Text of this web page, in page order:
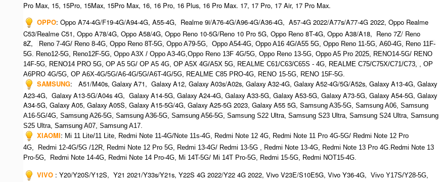
Pro Max, 15, 15Pro, 15Max, 15Pro Max, 16, 16 Pro, 16 Plus, 16 Pro Max. 17, 17 Pro, 17 Air, 17 Pro Max.
OPPO: Oppo A74-4G/F19-4G/A94-4G, A55-4G, Realme 9i/A76-4G/A96-4G/A36-4G, A57-4G 2022/A77s/A77-4G 2022, Oppo Realme
C53/Realme C51, Oppo A78/4G, Oppo A58/4G, Oppo Reno 10-5G/Reno 10 Pro 5G, Oppo Reno 8T-4G, Oppo A38/A18, Reno 7Z/ Reno
8Z,
Reno 7-4G/ Reno 8-4G, Oppo Reno 8T-5G, Oppo A79-5G, Oppo A54-4G, Oppo A16 4G/A55 5G, Oppo Reno 11-5G, A60-4G, Reno 11F-
5G. Reno12-5G, Reno12F-5G, Oppo A3X / Oppo A3-4G,Oppo Reno 13F 4G/5G, Oppo Reno 13-5G, Oppo A5 Pro 2025, RENO14-5G/ RENO
14F-5G, RENO14 PRO 5G, OP A5 5G/ OP A5 4G, OP A5X 4G/A5X 5G, REALME C61/C63/C65S - 4G, REALME C75/C75X/C71/C73, , OP
A6PRO 4G/5G, OP A6X-4G/5G/A6-4G/5G/A6T-4G/5G, REALME C85 PRO-4G, RENO 15-5G, RENO 15F-5G.
SAMSUNG: A51/M40s, Galaxy A71, Galaxy A12, Galaxy A03s/A02s, Galaxy A32-4G, Galaxy A52-4G/5G/A52s, Galaxy A13-4G, Galaxy
A23-4G, Galaxy A13-5G/A04s 4G, Galaxy A14-5G, Galaxy A24-4G, Galaxy A33-5G, Galaxy A53-5G, Galaxy A73-5G, Galaxy A54-5G, Galaxy
A34-5G, Galaxy A05, Galaxy A05S, Galaxy A15-5G/4G, Galaxy A25-5G 2023, Galaxy A55 5G, Samsung A35-5G, Samsung A06, Samsung
A16-5G/4G, Samsung A26-5G, Samsung A36-5G, Samsung A56-5G, Samsung S22 Ultra, Samsung S23 Ultra, Samsung S24 Ultra, Samsung
S25 Ultra, Samsung A07, Samsung A17.
XIAOMI: Mi 11 Lite/11 Lite, Redmi Note 11-4G/Note 11s-4G, Redmi Note 12 4G, Redmi Note 11 Pro 4G-5G/ Redmi Note 12 Pro
4G,
Redmi 12-4G/5G /12R, Redmi Note 12 Pro 5G, Redmi 13-4G/ Redmi 13-5G , Redmi Note 13-4G, Redmi Note 13 Pro 4G.Redmi Note 13
Pro-5G, Redmi Note 14-4G, Redmi Note 14 Pro-4G, Mi 14T-5G/ Mi 14T Pro-5G, Redmi 15-5G, Redmi NOT15-4G.
VIVO : Y20/Y20S/Y12S, Y21 2021/Y33s/Y21s, Y22S 4G 2022/Y22 4G 2022, Vivo V23E/S10E5G, Vivo Y36-4G, Vivo Y17S/Y28-5G,